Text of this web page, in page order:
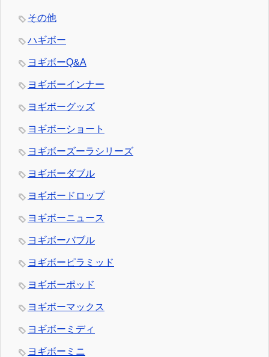
その他
ハギボー
ヨギボーQ&A
ヨギボーインナー
ヨギボーグッズ
ヨギボーショート
ヨギボーズーラシリーズ
ヨギボーダブル
ヨギボードロップ
ヨギボーニュース
ヨギボーバブル
ヨギボーピラミッド
ヨギボーポッド
ヨギボーマックス
ヨギボーミディ
ヨギボーミニ